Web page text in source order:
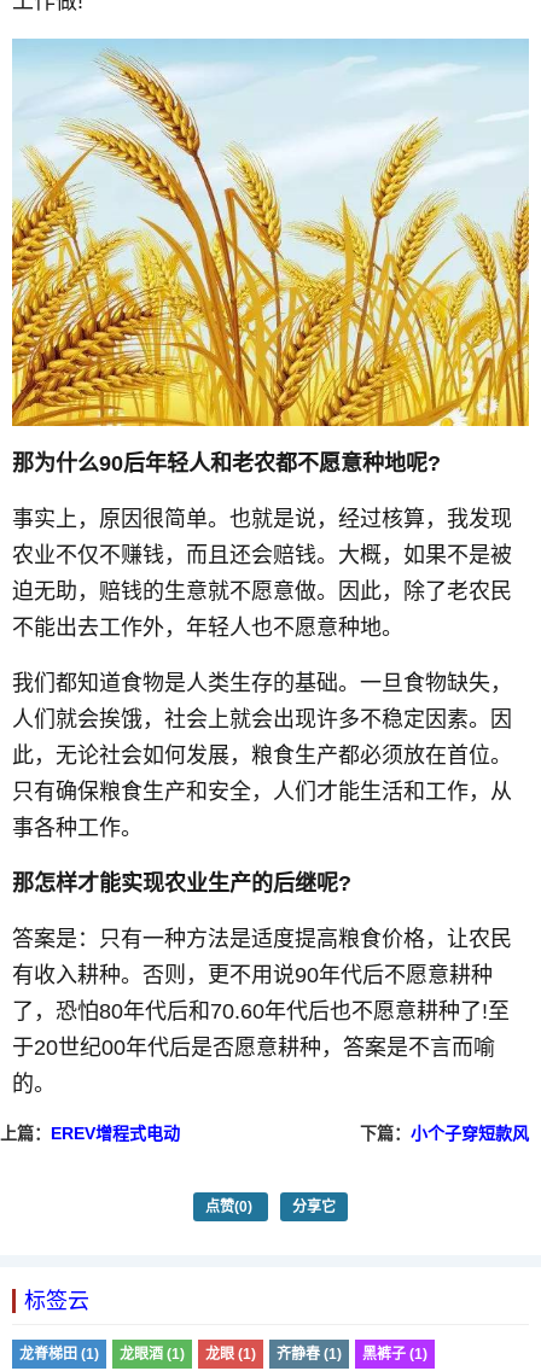
那为什么90后年轻人和老农都不愿意种地呢?
事实上，原因很简单。也就是说，经过核算，我发现
农业不仅不赚钱，而且还会赔钱。大概，如果不是被
迫无助，赔钱的生意就不愿意做。因此，除了老农民
不能出去工作外，年轻人也不愿意种地。
我们都知道食物是人类生存的基础。一旦食物缺失，
人们就会挨饿，社会上就会出现许多不稳定因素。因
此，无论社会如何发展，粮食生产都必须放在首位。
只有确保粮食生产和安全，人们才能生活和工作，从
事各种工作。
那怎样才能实现农业生产的后继呢?
答案是：只有一种方法是适度提高粮食价格，让农民
有收入耕种。否则，更不用说90年代后不愿意耕种
了，恐怕80年代后和70.60年代后也不愿意耕种了!至
于20世纪00年代后是否愿意耕种，答案是不言而喻
的。
上篇： EREV增程式电动
下篇： 小个子穿短款风
点赞(0) 分享它
标签云
龙脊梯田 (1) 龙眼酒 (1) 龙眼 (1) 齐静春 (1) 黑裤子 (1)